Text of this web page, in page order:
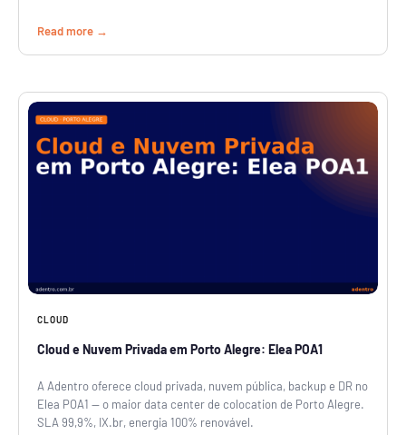
Read more
CLOUD
Cloud e Nuvem Privada em Porto Alegre: Elea POA1
A Adentro oferece cloud privada, nuvem pública, backup e DR no
Elea POA1 — o maior data center de colocation de Porto Alegre.
SLA 99,9%, IX.br, energia 100% renovável.